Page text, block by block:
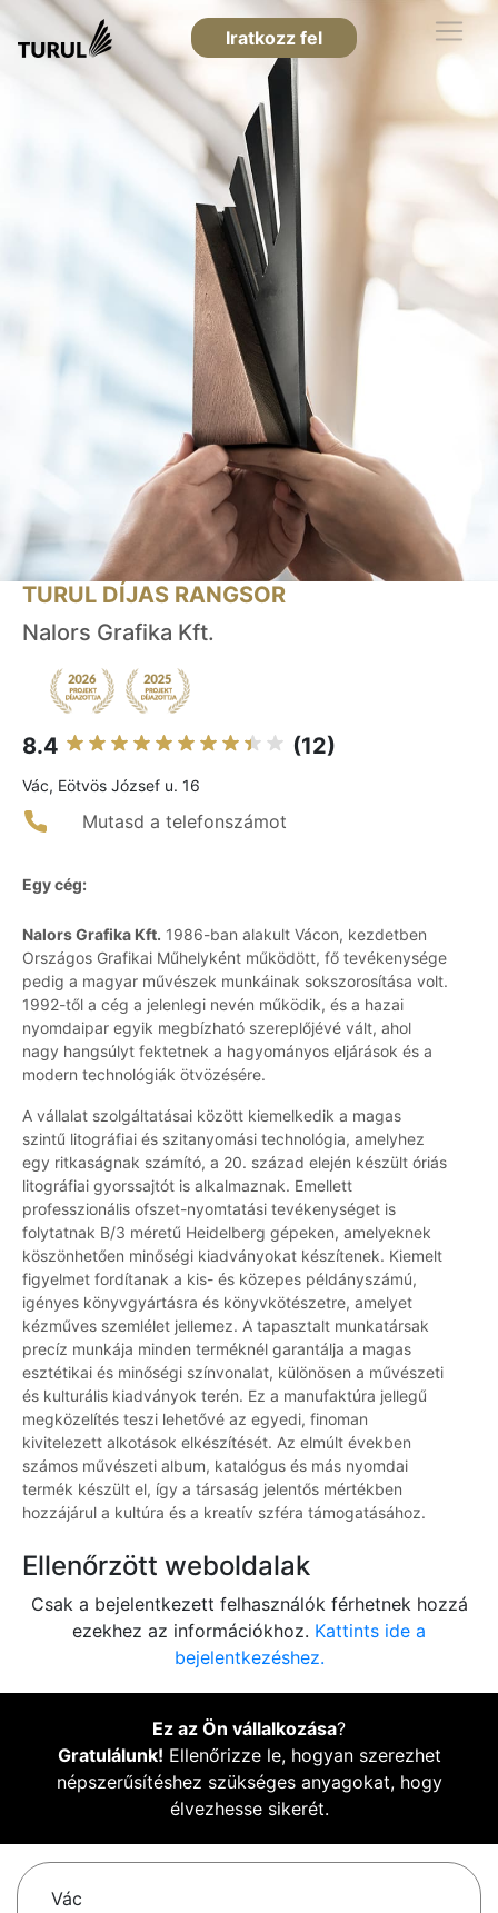
Iratkozz fel
TURUL DÍJAS RANGSOR
Nalors Grafika Kft.
8.4 (12)
Vác, Eötvös József u. 16
Mutasd a telefonszámot
Egy cég:
Nalors Grafika Kft. 1986-ban alakult Vácon, kezdetben
Országos Grafikai Műhelyként működött, fő tevékenysége
pedig a magyar művészek munkáinak sokszorosítása volt.
1992-től a cég a jelenlegi nevén működik, és a hazai
nyomdaipar egyik megbízható szereplőjévé vált, ahol
nagy hangsúlyt fektetnek a hagyományos eljárások és a
modern technológiák ötvözésére.
A vállalat szolgáltatásai között kiemelkedik a magas
szintű litográfiai és szitanyomási technológia, amelyhez
egy ritkaságnak számító, a 20. század elején készült óriás
litográfiai gyorssajtót is alkalmaznak. Emellett
professzionális ofszet-nyomtatási tevékenységet is
folytatnak B/3 méretű Heidelberg gépeken, amelyeknek
köszönhetően minőségi kiadványokat készítenek. Kiemelt
figyelmet fordítanak a kis- és közepes példányszámú,
igényes könyvgyártásra és könyvkötészetre, amelyet
kézműves szemlélet jellemez. A tapasztalt munkatársak
precíz munkája minden terméknél garantálja a magas
esztétikai és minőségi színvonalat, különösen a művészeti
és kulturális kiadványok terén. Ez a manufaktúra jellegű
megközelítés teszi lehetővé az egyedi, finoman
kivitelezett alkotások elkészítését. Az elmúlt években
számos művészeti album, katalógus és más nyomdai
termék készült el, így a társaság jelentős mértékben
hozzájárul a kultúra és a kreatív szféra támogatásához.
Ellenőrzött weboldalak
Csak a bejelentkezett felhasználók férhetnek hozzá
ezekhez az információkhoz. Kattints ide a
bejelentkezéshez.
Ez az Ön vállalkozása?
Gratulálunk! Ellenőrizze le, hogyan szerezhet
népszerűsítéshez szükséges anyagokat, hogy
élvezhesse sikerét.
Vác